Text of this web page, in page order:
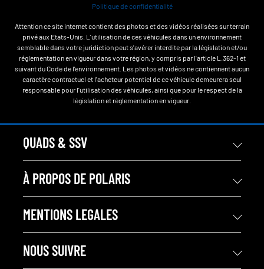
Politique de confidentialité
Attention ce site internet contient des photos et des vidéos réalisées sur terrain
privé aux Etats-Unis. L'utilisation de ces véhicules dans un environnement
semblable dans votre juridiction peut s'avérer interdite par la législation et/ou
réglementation en vigueur dans votre région, y compris par l'article L.362-1 et
suivant du Code de l'environnement. Les photos et vidéos ne contiennent aucun
caractère contractuel et l'acheteur potentiel de ce véhicule demeurera seul
responsable pour l'utilisation des véhicules, ainsi que pour le respect de la
législation et réglementation en vigueur.
QUADS & SSV
À PROPOS DE POLARIS
MENTIONS LEGALES
NOUS SUIVRE